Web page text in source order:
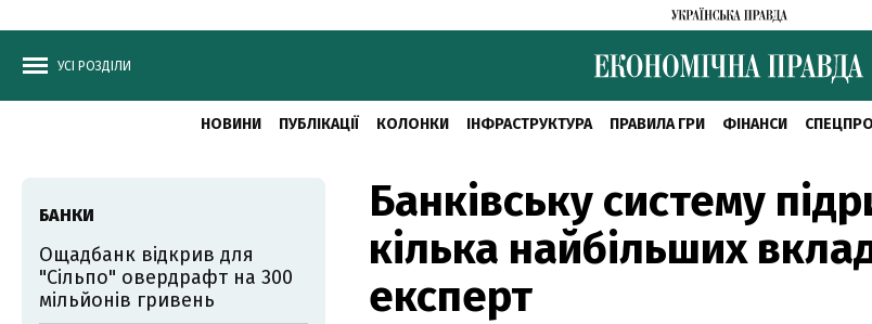
УСІ РОЗДІЛИ
НОВИНИ ПУБЛІКАЦІЇ КОЛОНКИ ІНФРАСТРУКТУРА ПРАВИЛА ГРИ ФІНАНСИ
Банківську систему
кілька найбільших
експерт
БАНКИ
Ощадбанк відкрив для
"Сільпо" овердрафт на 300
мільйонів гривень